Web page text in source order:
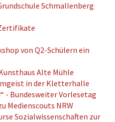
Schmallenberg
von Q2-Schülern ein
Alte Mühle
in der Kletterhalle
- Bundesweiter Vorlesetag
Medienscouts NRW
Sozialwissenschaften zur